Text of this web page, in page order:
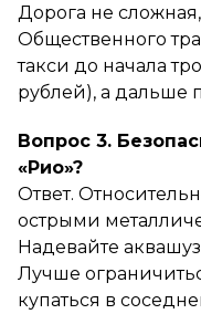
Дорога не
Общественного
такси до начала
рублей), а дальше
Вопрос 3.
«Рио»?
Ответ.
острыми
Надевайте
Лучше
купаться в